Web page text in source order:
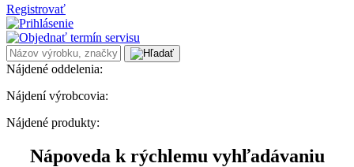
Registrovať
Nájdené oddelenia:
Nájdení výrobcovia:
Nájdené produkty:
Nápoveda k rýchlemu vyhľadávaniu